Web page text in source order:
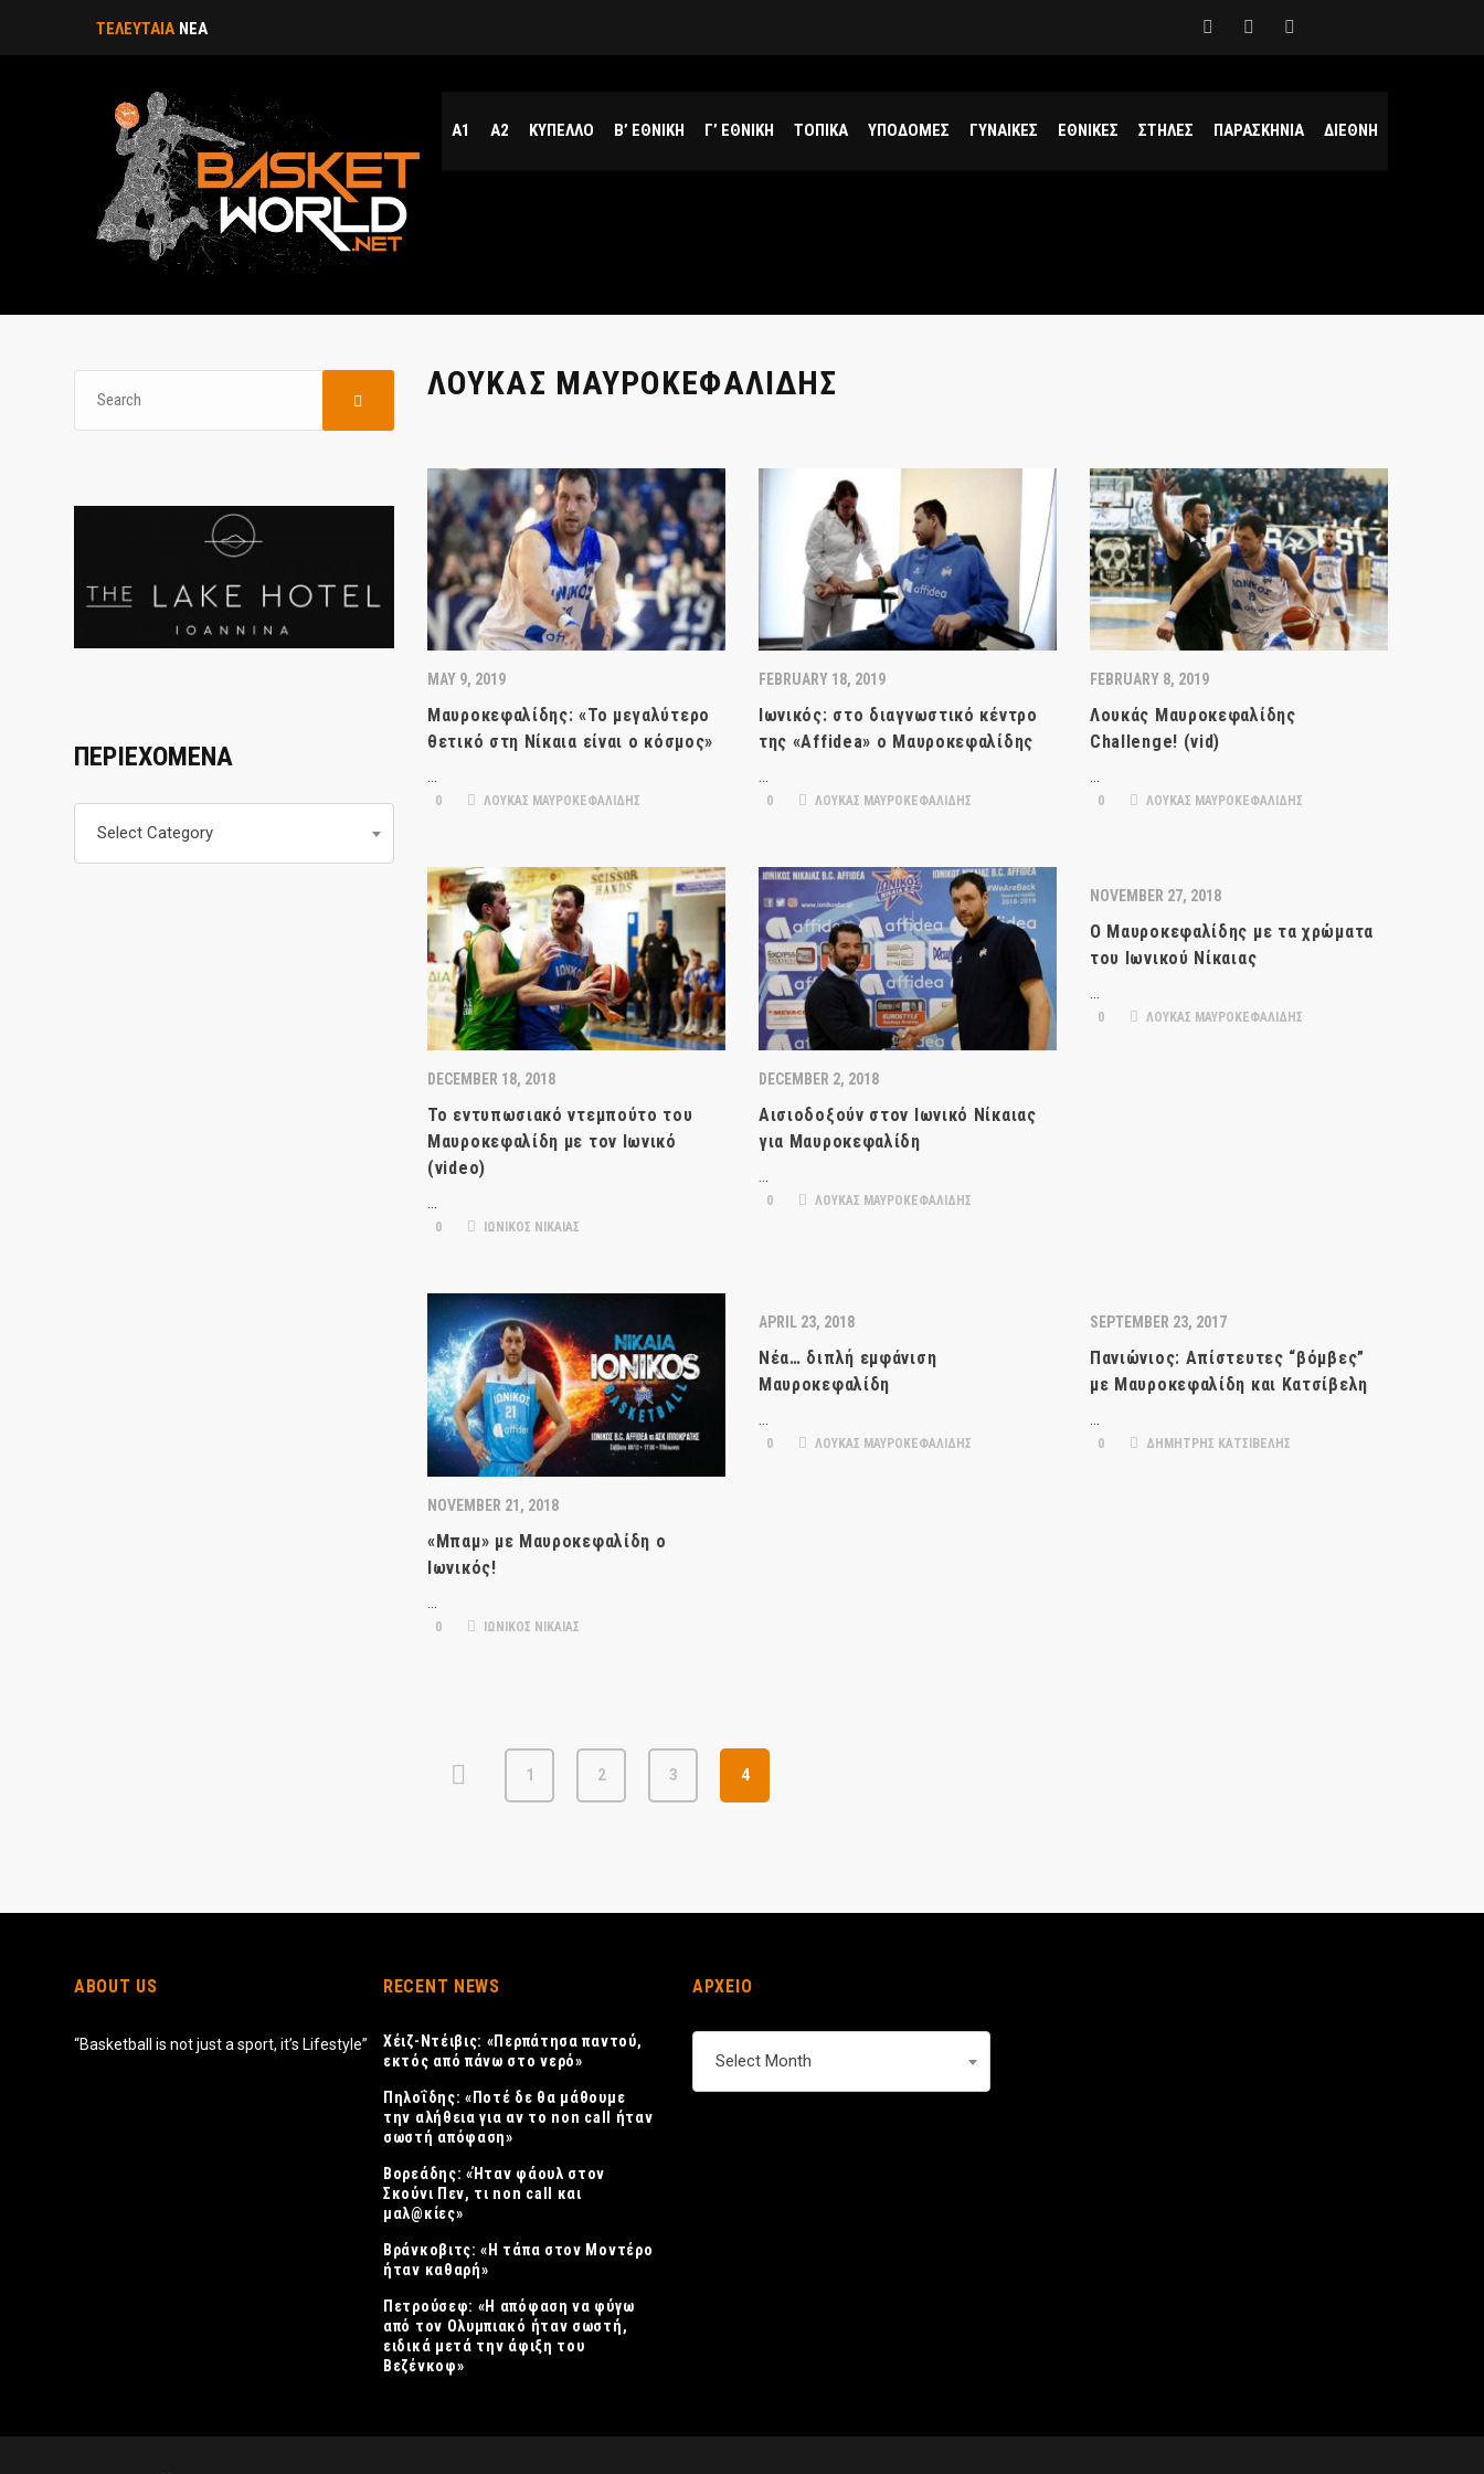
ΤΕΛΕΥΤΑΙΑ ΝΕΑ
Α1 Α2 ΚΥΠΕΛΛΟ Β’ ΕΘΝΙΚΗ Γ’ ΕΘΝΙΚΗ ΤΟΠΙΚΑ ΥΠΟΔΟΜΕΣ ΓΥΝΑΙΚΕΣ ΕΘΝΙΚΕΣ ΣΤΗΛΕΣ ΠΑΡΑΣΚΗΝΙΑ ΔΙΕΘΝΗ
ΛΟΥΚΑΣ ΜΑΥΡΟΚΕΦΑΛΙΔΗΣ
MAY 9, 2019
Μαυροκεφαλίδης: «Το μεγαλύτερο
θετικό στη Νίκαια είναι ο κόσμος»
…
0 ΛΟΥΚΑΣ ΜΑΥΡΟΚΕΦΑΛΙΔΗΣ
FEBRUARY 18, 2019
Ιωνικός: στο διαγνωστικό κέντρο
της «Affidea» ο Μαυροκεφαλίδης
…
0 ΛΟΥΚΑΣ ΜΑΥΡΟΚΕΦΑΛΙΔΗΣ
FEBRUARY 8, 2019
Λουκάς Μαυροκεφαλίδης
Challenge! (vid)
…
0 ΛΟΥΚΑΣ ΜΑΥΡΟΚΕΦΑΛΙΔΗΣ
DECEMBER 18, 2018
Το εντυπωσιακό ντεμπούτο του
Μαυροκεφαλίδη με τον Ιωνικό
(video)
…
0 ΙΩΝΙΚΟΣ ΝΙΚΑΙΑΣ
DECEMBER 2, 2018
Αισιοδοξούν στον Ιωνικό Νίκαιας
για Μαυροκεφαλίδη
…
0 ΛΟΥΚΑΣ ΜΑΥΡΟΚΕΦΑΛΙΔΗΣ
NOVEMBER 27, 2018
Ο Μαυροκεφαλίδης με τα χρώματα
του Ιωνικού Νίκαιας
…
0 ΛΟΥΚΑΣ ΜΑΥΡΟΚΕΦΑΛΙΔΗΣ
NOVEMBER 21, 2018
«Mπαμ» με Μαυροκεφαλίδη ο
Ιωνικός!
…
0 ΙΩΝΙΚΟΣ ΝΙΚΑΙΑΣ
APRIL 23, 2018
Νέα… διπλή εμφάνιση
Μαυροκεφαλίδη
…
0 ΛΟΥΚΑΣ ΜΑΥΡΟΚΕΦΑΛΙΔΗΣ
SEPTEMBER 23, 2017
Πανιώνιος: Απίστευτες “βόμβες”
με Μαυροκεφαλίδη και Κατσίβελη
…
0 ΔΗΜΗΤΡΗΣ ΚΑΤΣΙΒΕΛΗΣ
1 2 3 4
ΠΕΡΙΕΧΟΜΕΝΑ
Select Category
ABOUT US
“Basketball is not just a sport, it’s Lifestyle”
RECENT NEWS
Χέιζ-Ντέιβις: «Περπάτησα παντού,
εκτός από πάνω στο νερό»
Πηλοΐδης: «Ποτέ δε θα μάθουμε
την αλήθεια για αν το non call ήταν
σωστή απόφαση»
Βορεάδης: «Ήταν φάουλ στον
Σκούνι Πεν, τι non call και
μαλ@κίες»
Βράνκοβιτς: «Η τάπα στον Μοντέρο
ήταν καθαρή»
Πετρούσεφ: «Η απόφαση να φύγω
από τον Ολυμπιακό ήταν σωστή,
ειδικά μετά την άφιξη του
Βεζένκοφ»
ΑΡΧΕΙΟ
Select Month